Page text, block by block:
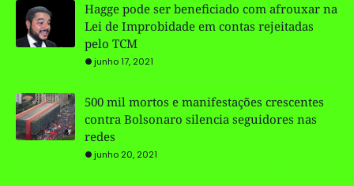
Hagge pode ser beneficiado com afrouxar na
Lei de Improbidade em contas rejeitadas
pelo TCM
junho 17, 2021
500 mil mortos e manifestações crescentes
contra Bolsonaro silencia seguidores nas
redes
junho 20, 2021